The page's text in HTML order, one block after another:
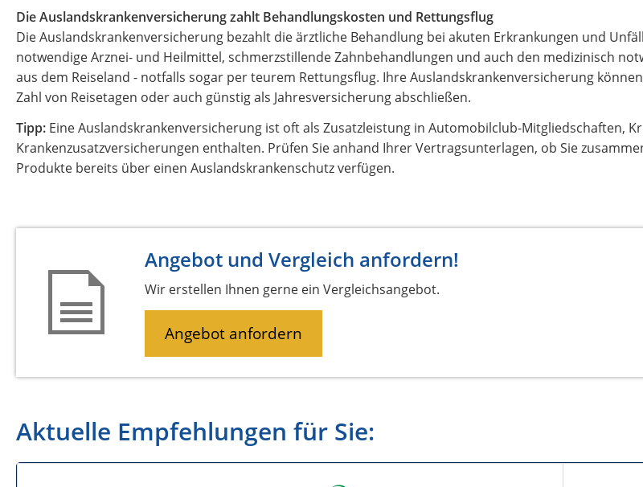
Die Auslandskrankenversicherung zahlt Behandlungskosten und Rettungsflug
Die Auslandskrankenversicherung bezahlt die ärztliche Behandlung bei akuten Erkrankungen und
notwendige Arznei- und Heilmittel, schmerzstillende Zahnbehandlungen und auch den medizinisch
aus dem Reiseland - notfalls sogar per teurem Rettungsflug. Ihre Auslandskrankenversicherung
Zahl von Reisetagen oder auch günstig als Jahresversicherung abschließen.
Tipp: Eine Auslandskrankenversicherung ist oft als Zusatzleistung in Automobilclub-Mitgliedschaften,
Krankenzusatzversicherungen enthalten. Prüfen Sie anhand Ihrer Vertragsunterlagen, ob Sie
Produkte bereits über einen Auslandskrankenschutz verfügen.
Angebot und Vergleich anfordern!
Wir erstellen Ihnen gerne ein Vergleichsangebot.
Angebot anfordern
Aktuelle Empfehlungen für Sie: